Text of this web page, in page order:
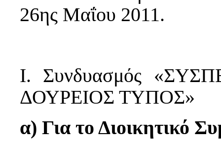
26ης Μαΐου 2011.
Ι. Συνδυασμός
ΔΟΥΡΕΙΟΣ ΤΥΠΟΣ»
α) Για το Διοικητικό